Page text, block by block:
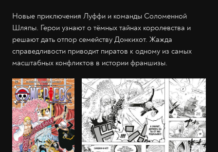
Новые приключения Луффи и команды Соломенной
Шляпы. Герои узнают о тёмных тайнах королевства и
решают дать отпор семейству Донкихот. Жажда
справедливости приводит пиратов к одному из самых
масштабных конфликтов в истории франшизы.